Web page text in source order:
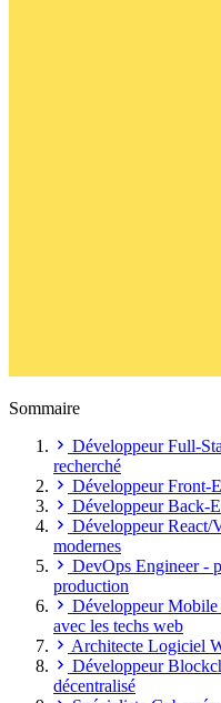
Sommaire
Développeur Full-
recherché
Développeur Front-
Développeur Back-
Développeur React/
modernes
DevOps Engineer -
production
Développeur
avec les techs web
Architecte Logiciel
Développeur
décentralisé